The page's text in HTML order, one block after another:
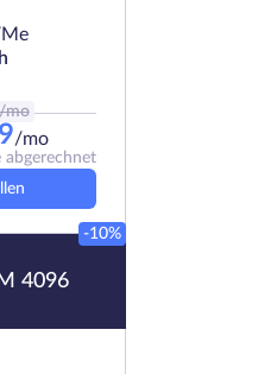
mo
/mo
4096
-10%